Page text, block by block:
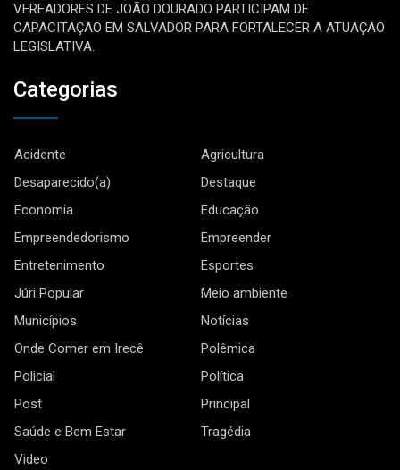
VEREADORES DE JOÃO DOURADO PARTICIPAM DE
CAPACITAÇÃO EM SALVADOR PARA FORTALECER A ATUAÇÃO
LEGISLATIVA.
Categorias
Acidente
Agricultura
Desaparecido(a)
Destaque
Economia
Educação
Empreendedorismo
Empreender
Entretenimento
Esportes
Júri Popular
Meio ambiente
Municípios
Notícias
Onde Comer em Irecê
Polêmica
Policial
Política
Post
Principal
Saúde e Bem Estar
Tragédia
Video